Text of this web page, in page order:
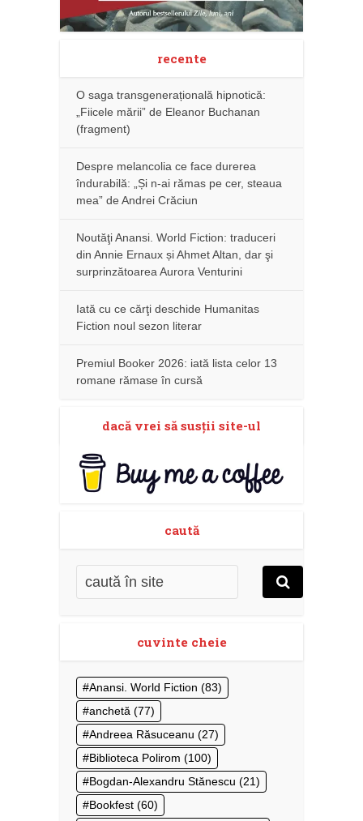
recente
O saga transgenerațională hipnotică:
„Fiicele mării” de Eleanor Buchanan
(fragment)
Despre melancolia ce face durerea
îndurabilă: „Și n-ai rămas pe cer, steaua
mea” de Andrei Crăciun
Noutăţi Anansi. World Fiction: traduceri
din Annie Ernaux și Ahmet Altan, dar şi
surprinzătoarea Aurora Venturini
Iată cu ce cărţi deschide Humanitas
Fiction noul sezon literar
Premiul Booker 2026: iată lista celor 13
romane rămase în cursă
dacă vrei să susţii site-ul
caută
cuvinte cheie
Anansi. World Fiction (83)
anchetă (77)
Andreea Răsuceanu (27)
Biblioteca Polirom (100)
Bogdan-Alexandru Stănescu (21)
Bookfest (60)